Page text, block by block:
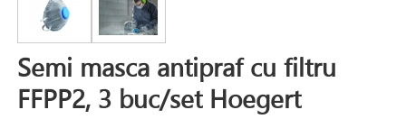
Semi masca antipraf cu filtru
FFPP2, 3 buc/set Hoegert